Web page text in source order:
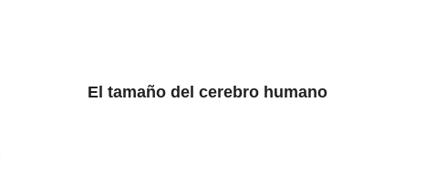
El tamaño del cerebro humano